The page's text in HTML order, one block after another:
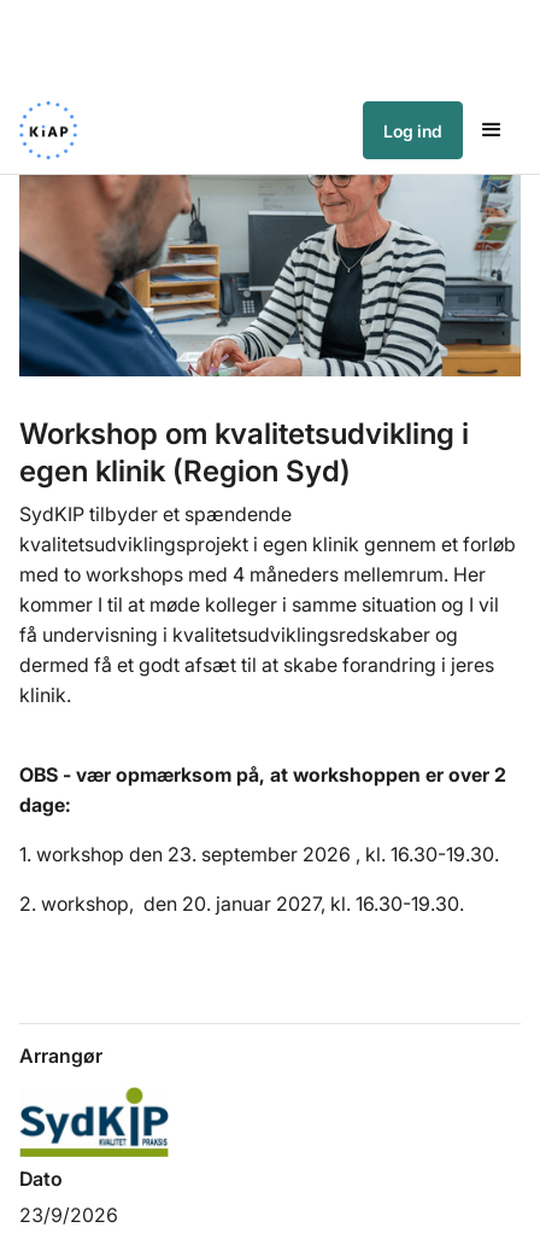
Log ind
Workshop om kvalitetsudvikling i
egen klinik (Region Syd)
SydKIP tilbyder et spændende
kvalitetsudviklingsprojekt i egen klinik gennem et forløb
med to workshops med 4 måneders mellemrum. Her
kommer I til at møde kolleger i samme situation og I vil
få undervisning i kvalitetsudviklingsredskaber og
dermed få et godt afsæt til at skabe forandring i jeres
klinik.
OBS - vær opmærksom på, at workshoppen er over 2
dage:
1. workshop den 23. september 2026 , kl. 16.30-19.30.
2. workshop,  den 20. januar 2027, kl. 16.30-19.30.
Arrangør
Dato
23/9/2026